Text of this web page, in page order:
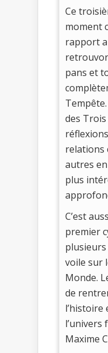
Ce
moment
rapport
pans et
Tempête.
des
relations
autres
plus
C’est
premier
voile sur
Monde.
de
l’histoire
Maxime